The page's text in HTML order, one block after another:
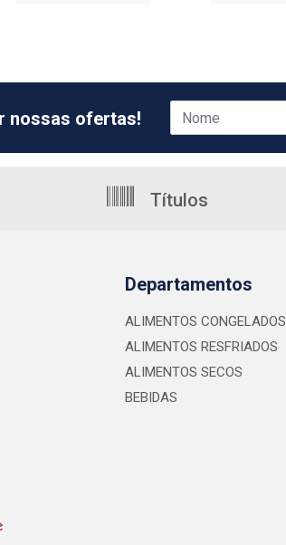
nossas ofertas!
Títulos
Departamentos
ALIMENTOS CONGELADOS
ALIMENTOS RESFRIADOS
ALIMENTOS SECOS
BEBIDAS